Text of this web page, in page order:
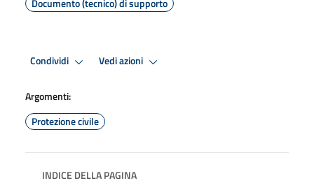
Condividi Vedi azioni
Argomenti:
Protezione civile
INDICE DELLA PAGINA